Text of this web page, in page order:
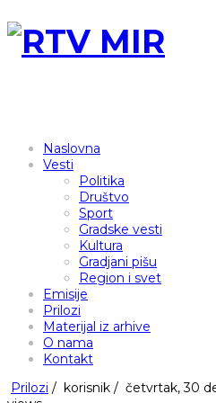
Naslovna
Vesti
Politika
Društvo
Sport
Gradske vesti
Kultura
Gradjani pišu
Region i svet
Emisije
Prilozi
Materijal iz arhive
O nama
Kontakt
Prilozi / korisnik / četvrtak, 30